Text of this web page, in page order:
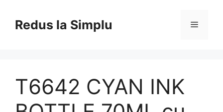
contentRedus la Simplu Menu
T6642 CYAN INK